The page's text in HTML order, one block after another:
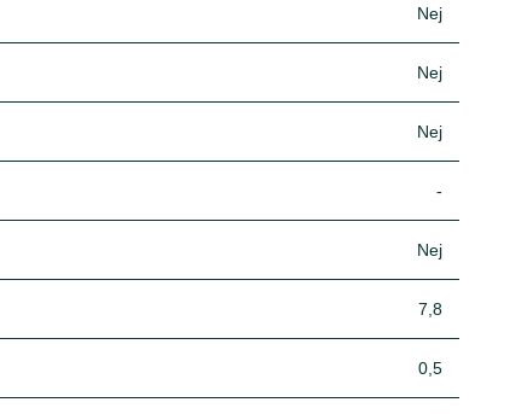
Nej
Nej
Nej
-
Nej
7,8
0,5